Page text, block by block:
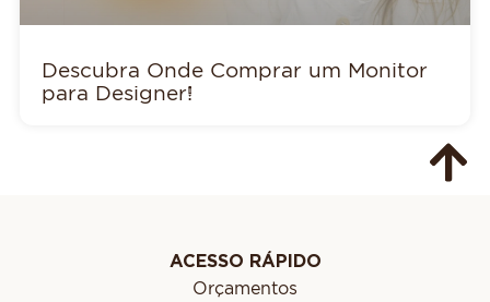
Descubra Onde Comprar um Monitor
para Designer!
ACESSO RÁPIDO
Orçamentos